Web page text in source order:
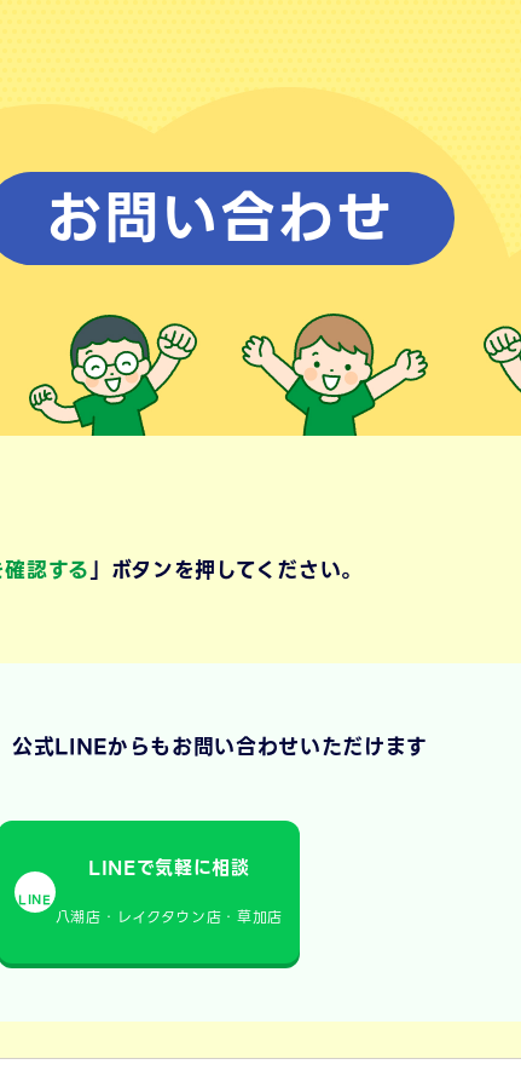
お問い合わせ
認する」ボタンを押してください。
公式LINEからもお問い合わせいただけます
LINE
LINEで気軽に相談
八潮店・レイクタウン店・草加店